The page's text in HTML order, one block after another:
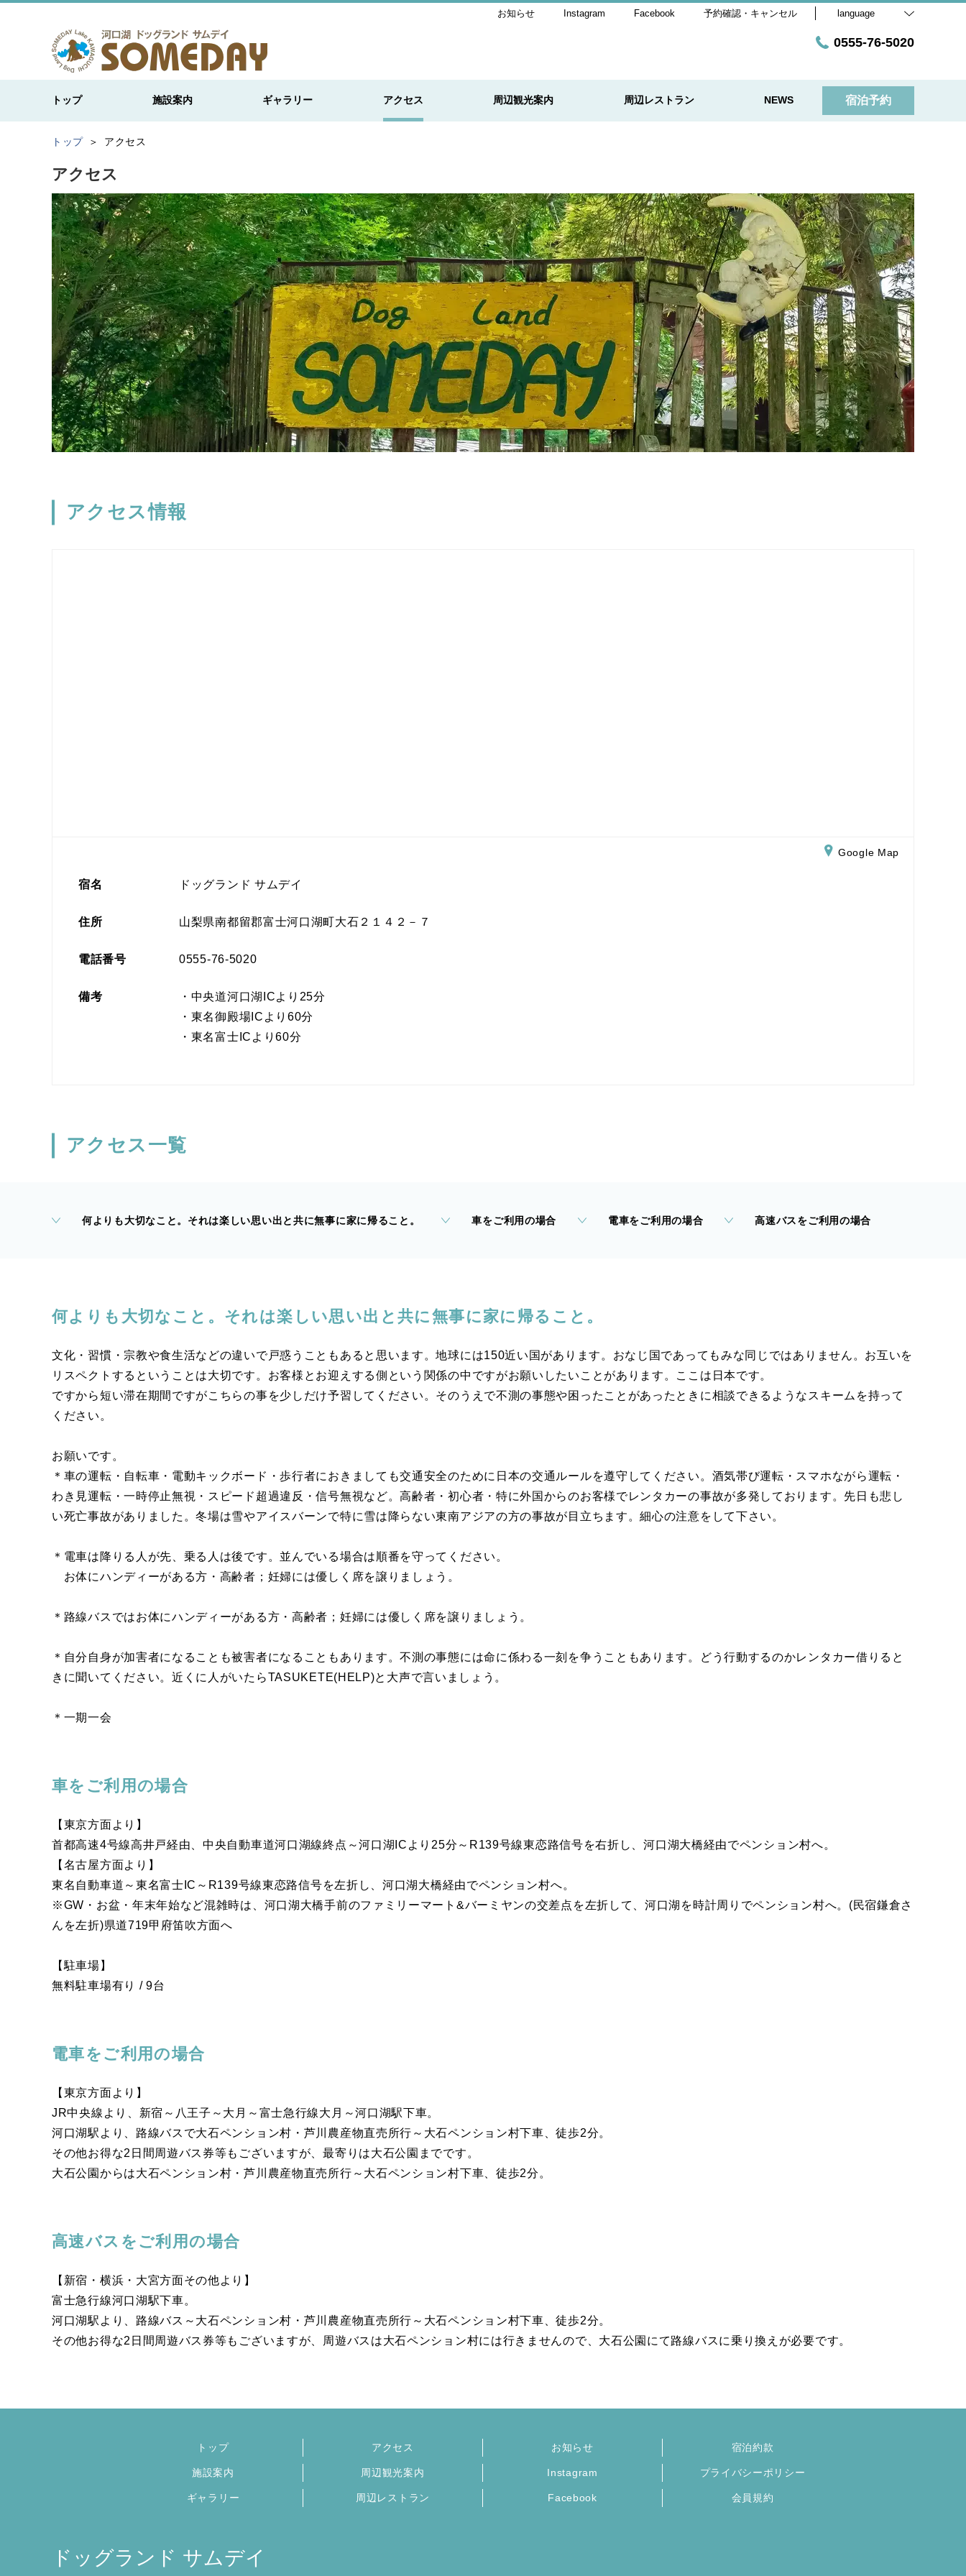
お知らせ Instagram Facebook 予約確認・キャンセル language
0555-76-5020
トップ 施設案内 ギャラリー アクセス 周辺観光案内 周辺レストラン NEWS 宿泊予約
トップ アクセス
アクセス
アクセス情報
Google Map
宿名 ドッグランド サムデイ
住所 山梨県南都留郡富士河口湖町大石２１４２－７
電話番号 0555-76-5020
備考
・中央道河口湖ICより25分
・東名御殿場ICより60分
・東名富士ICより60分
アクセス一覧
何よりも大切なこと。それは楽しい思い出と共に無事に家に帰ること。 車をご利用の場合 電車をご利用の場合 高速バスをご利用の場合
何よりも大切なこと。それは楽しい思い出と共に無事に家に帰ること。
文化・習慣・宗教や食生活などの違いで戸惑うこともあると思います。地球には150近い国があります。おなじ国であってもみな同じではありません。お互いを
リスペクトするということは大切です。お客様とお迎えする側という関係の中ですがお願いしたいことがあります。ここは日本です。
ですから短い滞在期間ですがこちらの事を少しだけ予習してください。そのうえで不測の事態や困ったことがあったときに相談できるようなスキームを持って
ください。
お願いです。
＊車の運転・自転車・電動キックボード・歩行者におきましても交通安全のために日本の交通ルールを遵守してください。酒気帯び運転・スマホながら運転・
わき見運転・一時停止無視・スピード超過違反・信号無視など。高齢者・初心者・特に外国からのお客様でレンタカーの事故が多発しております。先日も悲し
い死亡事故がありました。冬場は雪やアイスバーンで特に雪は降らない東南アジアの方の事故が目立ちます。細心の注意をして下さい。
＊電車は降りる人が先、乗る人は後です。並んでいる場合は順番を守ってください。
お体にハンディーがある方・高齢者；妊婦には優しく席を譲りましょう。
＊路線バスではお体にハンディーがある方・高齢者；妊婦には優しく席を譲りましょう。
＊自分自身が加害者になることも被害者になることもあります。不測の事態には命に係わる一刻を争うこともあります。どう行動するのかレンタカー借りると
きに聞いてください。近くに人がいたらTASUKETE(HELP)と大声で言いましょう。
＊一期一会
車をご利用の場合
【東京方面より】
首都高速4号線高井戸経由、中央自動車道河口湖線終点～河口湖ICより25分～R139号線東恋路信号を右折し、河口湖大橋経由でペンション村へ。
【名古屋方面より】
東名自動車道～東名富士IC～R139号線東恋路信号を左折し、河口湖大橋経由でペンション村へ。
※GW・お盆・年末年始など混雑時は、河口湖大橋手前のファミリーマート&バーミヤンの交差点を左折して、河口湖を時計周りでペンション村へ。(民宿鎌倉さ
んを左折)県道719甲府笛吹方面へ
【駐車場】
無料駐車場有り / 9台
電車をご利用の場合
【東京方面より】
JR中央線より、新宿～八王子～大月～富士急行線大月～河口湖駅下車。
河口湖駅より、路線バスで大石ペンション村・芦川農産物直売所行～大石ペンション村下車、徒歩2分。
その他お得な2日間周遊バス券等もございますが、最寄りは大石公園までです。
大石公園からは大石ペンション村・芦川農産物直売所行～大石ペンション村下車、徒歩2分。
高速バスをご利用の場合
【新宿・横浜・大宮方面その他より】
富士急行線河口湖駅下車。
河口湖駅より、路線バス～大石ペンション村・芦川農産物直売所行～大石ペンション村下車、徒歩2分。
その他お得な2日間周遊バス券等もございますが、周遊バスは大石ペンション村には行きませんので、大石公園にて路線バスに乗り換えが必要です。
トップ
施設案内
ギャラリー
アクセス
周辺観光案内
周辺レストラン
お知らせ
Instagram
Facebook
宿泊約款
プライバシーポリシー
会員規約
ドッグランド サムデイ